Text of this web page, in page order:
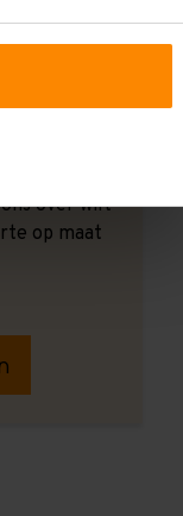
over wilt
op maat